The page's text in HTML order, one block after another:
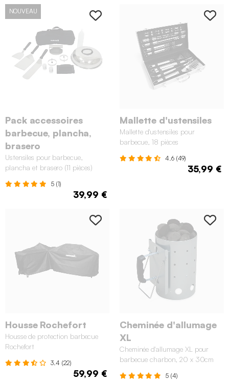
NOUVEAU
Pack accessoires
barbecue, plancha,
brasero
Ustensiles pour barbecue,
plancha et brasero (11 pièces)
5 (1)
39,99 €
Mallette d'ustensiles
Mallette d'ustensiles pour
barbecue, 18 pièces
4.6 (49)
35,99 €
Housse Rochefort
Housse de protection barbecue
Rochefort
3.4 (22)
59,99 €
Cheminée d'allumage
XL
Cheminée d'allumage XL pour
barbecue charbon, 20 x 30cm
5 (4)